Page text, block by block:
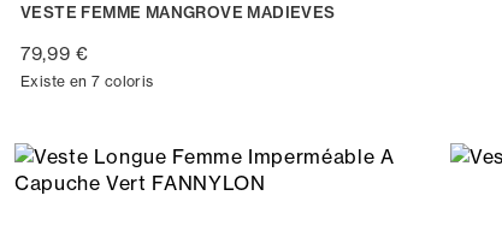
VESTE FEMME MANGROVE MADIEVES
79,99 €
Existe en 7 coloris